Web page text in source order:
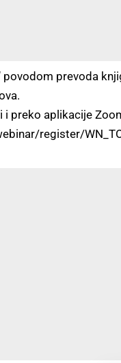
prevoda
i preko aplikacije
register/